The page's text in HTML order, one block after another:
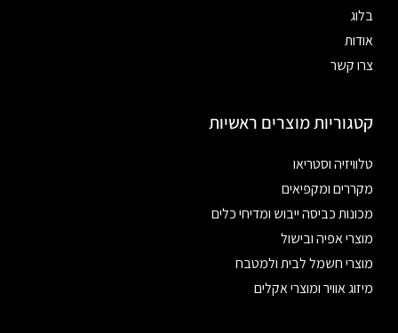
בלוג
אודות
צרו קשר
קטגוריות מוצרים ראשיות
טלוויזיה וסטריאו
מקררים ומקפיאים
מכונות כביסה ייבוש ומדיחי כלים
מוצרי אפיה ובישול
מוצרי חשמל לבית ולמטבח
מיזוג אוויר ומוצרי אקלים